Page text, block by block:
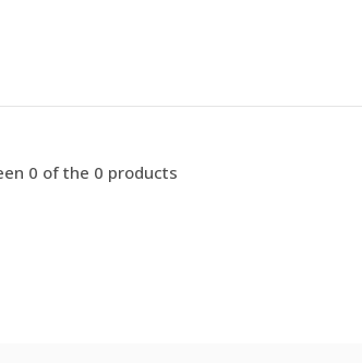
0 of the 0 products